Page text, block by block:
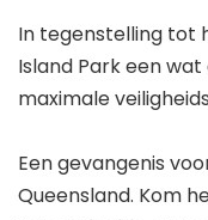
In tegenstelling tot
Island Park een
maximale
Een gevangenis
Queensland. Kom